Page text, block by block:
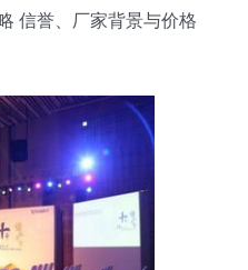
信誉、厂家背景与价格